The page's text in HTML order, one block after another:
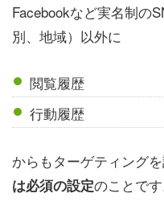
Facebookなど実名制の
別、地域）以外に
閲覧履歴
行動履歴
からもターゲティングを
は必須の設定のことです